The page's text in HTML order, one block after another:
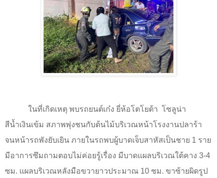
ในที่เกิดเหตุ พบรถยนต์เก๋ง ยี่ห้อโตโยต้า โซลูน่า
สีน้ำเงินเข้ม สภาพพุ่งชนกับต้นไม้บริเวณหน้าโรงงานปลาร้า
จนหน้ารถพังยับเยิน ภายในรถพบผู้บาดเจ็บสาหัสเป็นชาย 1 ราย
มีอาการซึมถามตอบไม่ค่อยรู้เรื่อง มีบาดแผลบริเวณใต้คาง 3-4
ซม. แผลบริเวณหลังมือขวายาวประมาณ 10 ซม. ขาซ้ายผิดรูป